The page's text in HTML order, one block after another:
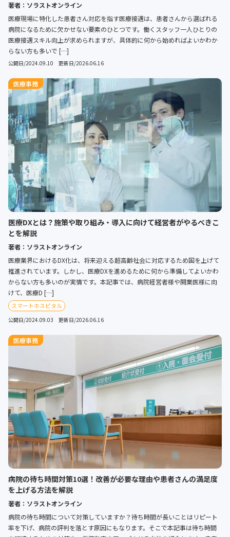
著者：ソラストオンライン
医療現場に特化した患者さん対応を指す医療接遇は、患者さんから選ばれる
病院になるために欠かせない要素のひとつです。働くスタッフ一人ひとりの
医療接遇スキル向上が求められますが、具体的に何から始めればよいかわか
らない方も多いで […]
公開日/2024.09.10 更新日/2026.06.16
医療事務
医療DXとは？施策や取り組み・導入に向けて経営者がやるべきこ
とを解説
著者：ソラストオンライン
医療業界におけるDX化は、将来迎える超高齢社会に対応するため国を上げて
推進されています。しかし、医療DXを進めるために何から準備してよいかわ
からない方も多いのが実情です。本記事では、病院経営者様や開業医様に向
けて、医療D […]
スマートホスピタル
公開日/2024.09.03 更新日/2026.06.16
医療事務
病院の待ち時間対策10選！改善が必要な理由や患者さんの満足度
を上げる方法を解説
著者：ソラストオンライン
病院の待ち時間について対策していますか？待ち時間が長いことはリピート
率を下げ、病院の評判を落とす原因にもなります。そこで本記事は待ち時間